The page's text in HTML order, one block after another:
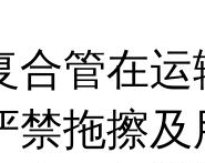
合管在
禁拖擦